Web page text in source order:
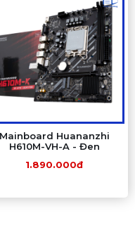
Mainboard Huananzhi
H610M-VH-A - Đen
1.890.000đ